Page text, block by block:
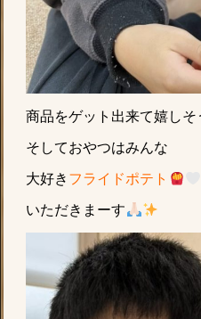
商品をゲット出来て嬉しそ
そしておやつはみんな
大好き フライドポテト
いただきまーす